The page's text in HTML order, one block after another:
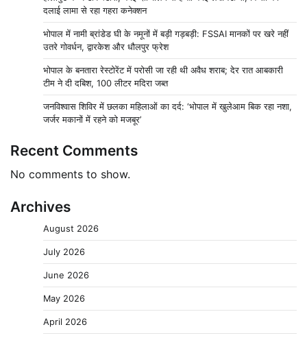
दलाई लामा से रहा गहरा कनेक्शन
भोपाल में नामी ब्रांडेड घी के नमूनों में बड़ी गड़बड़ी: FSSAI मानकों पर खरे नहीं
उतरे गोवर्धन, द्वारकेश और धौलपुर फ्रेश
भोपाल के बनतारा रेस्टोरेंट में परोसी जा रही थी अवैध शराब; देर रात आबकारी
टीम ने दी दबिश, 100 लीटर मदिरा जब्त
जनविश्वास शिविर में छलका महिलाओं का दर्द: ‘भोपाल में खुलेआम बिक रहा नशा,
जर्जर मकानों में रहने को मजबूर’
Recent Comments
No comments to show.
Archives
August 2026
July 2026
June 2026
May 2026
April 2026